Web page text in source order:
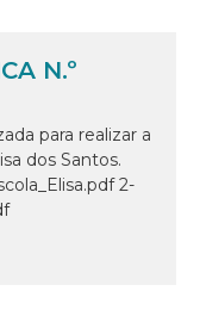
N.º
para realizar a
dos Santos.
2-